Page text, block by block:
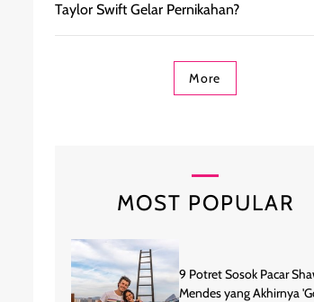
Taylor Swift Gelar Pernikahan?
More
MOST POPULAR
9 Potret Sosok Pacar
Mendes yang Akhirnya